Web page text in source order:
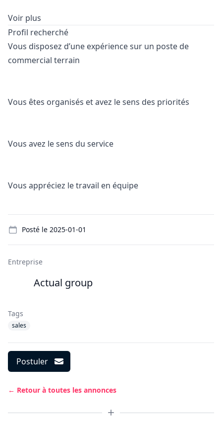
Voir plus
Profil recherché
Vous disposez d’une expérience sur un poste de
commercial terrain
Vous êtes organisés et avez le sens des priorités
Vous avez le sens du service
Vous appréciez le travail en équipe
Posté le 2025-01-01
Entreprise
Actual group
Tags
sales
Postuler
← Retour à toutes les annonces